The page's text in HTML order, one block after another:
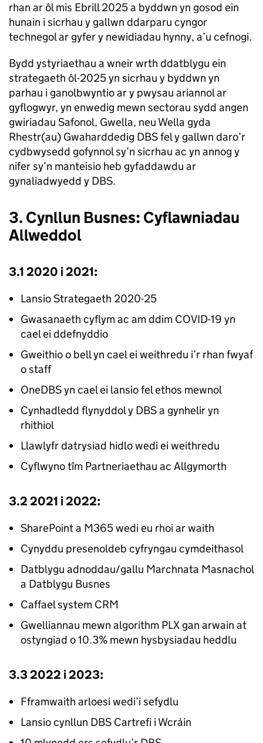
rhan ar ôl mis Ebrill 2025 a byddwn yn gosod ein
hunain i sicrhau y gallwn ddarparu cyngor
technegol ar gyfer y newidiadau hynny, a’u cefnogi.
Bydd ystyriaethau a wneir wrth ddatblygu ein
strategaeth ôl-2025 yn sicrhau y byddwn yn
parhau i ganolbwyntio ar y pwysau ariannol ar
gyflogwyr, yn enwedig mewn sectorau sydd angen
gwiriadau Safonol, Gwella, neu Wella gyda
Rhestr(au) Gwaharddedig DBS fel y gallwn daro’r
cydbwysedd gofynnol sy’n sicrhau ac yn annog y
nifer sy’n manteisio heb gyfaddawdu ar
gynaliadwyedd y DBS.
3. Cynllun Busnes: Cyflawniadau
Allweddol
3.1 2020 i 2021:
Lansio Strategaeth 2020-25
Gwasanaeth cyflym ac am ddim COVID-19 yn
cael ei ddefnyddio
Gweithio o bell yn cael ei weithredu i’r rhan fwyaf
o staff
OneDBS yn cael ei lansio fel ethos mewnol
Cynhadledd flynyddol y DBS a gynhelir yn
rhithiol
Llawlyfr datrysiad hidlo wedi ei weithredu
Cyflwyno tîm Partneriaethau ac Allgymorth
3.2 2021 i 2022:
SharePoint a M365 wedi eu rhoi ar waith
Cynyddu presenoldeb cyfryngau cymdeithasol
Datblygu adnoddau/gallu Marchnata Masnachol
a Datblygu Busnes
Caffael system CRM
Gwelliannau mewn algorithm PLX gan arwain at
ostyngiad o 10.3% mewn hysbysiadau heddlu
3.3 2022 i 2023:
Fframwaith arloesi wedi’i sefydlu
Lansio cynllun DBS Cartrefi i Wcráin